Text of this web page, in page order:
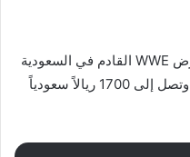
ولكن بشكل عام، تبدأ أسعار تذاكر عرض WWE القادم في السعودية
من 50 ريالاً سعودياً للمقاعد العادية، وتصل إلى 1700 ريالاً سعودياً